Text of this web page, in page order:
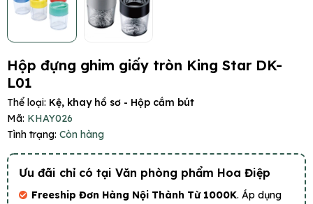
Hộp đựng ghim giấy tròn King Star DK-
L01
Thể loại: Kệ, khay hồ sơ - Hộp cắm bút
Mã: KHAY026
Tình trạng: Còn hàng
Ưu đãi chỉ có tại Văn phòng phẩm Hoa Điệp
Freeship Đơn Hàng Nội Thành Từ 1000K. Áp dụng